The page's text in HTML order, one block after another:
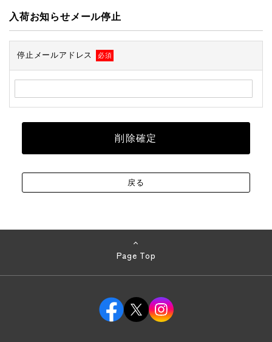
入荷お知らせメール停止
停止メールアドレス 必須
Page Top